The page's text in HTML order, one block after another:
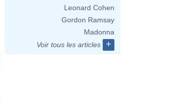
Leonard Cohen
Gordon Ramsay
Madonna
Voir tous les articles
+